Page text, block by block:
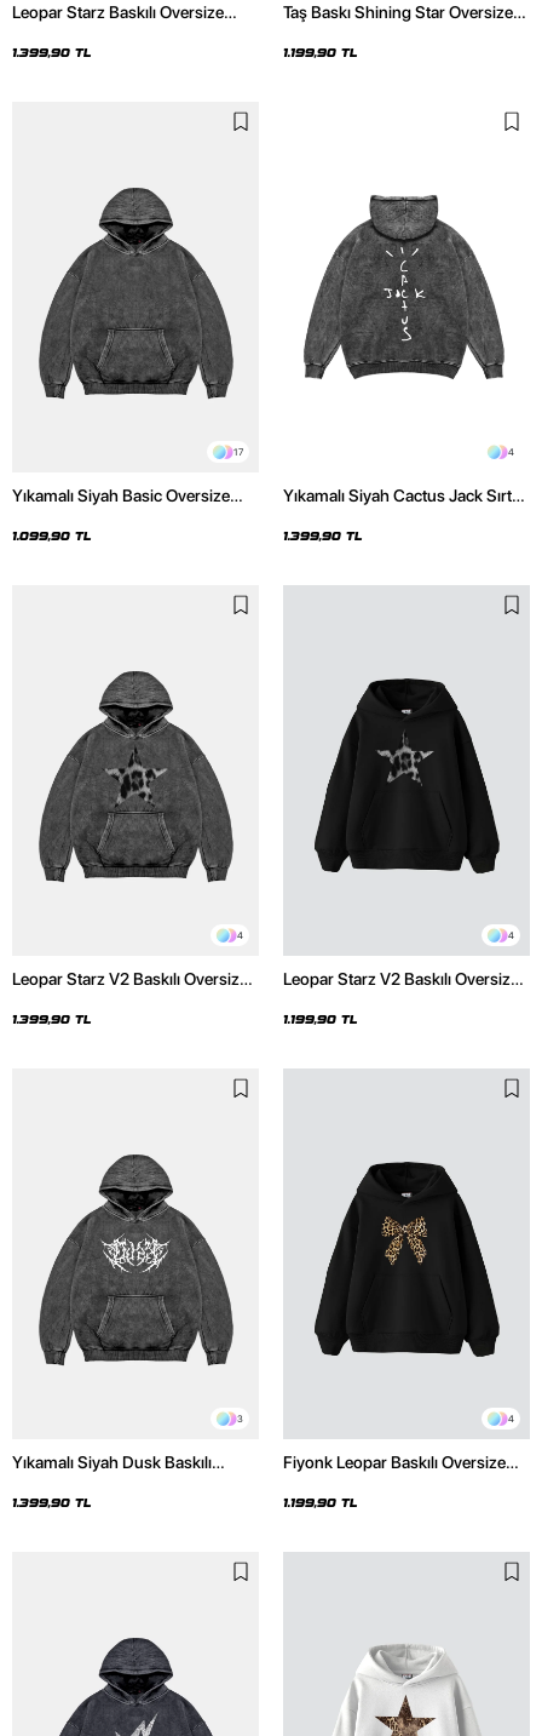
Leopar Starz Baskılı Oversize
Hoodie
1.399,90 TL
Taş Baskı Shining Star Oversize
1.199,90 TL
17
Yıkamalı Siyah Basic Oversize
1.099,90 TL
4
Yıkamalı Siyah Cactus Jack Sırt
1.399,90 TL
4
Leopar Starz V2 Baskılı Oversize
Hoodie
1.399,90 TL
4
Leopar Starz V2 Baskılı Oversize
1.199,90 TL
3
Yıkamalı Siyah Dusk Baskılı
1.399,90 TL
4
Fiyonk Leopar Baskılı Oversize
1.199,90 TL